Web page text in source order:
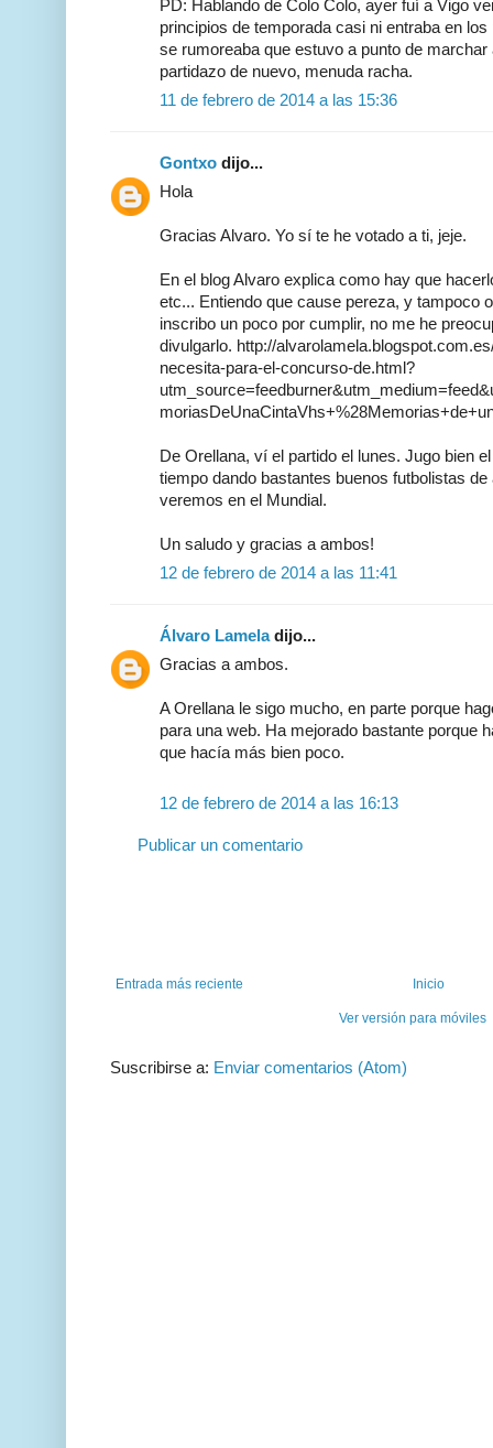
PD: Hablando de Colo Colo, ayer fuí a Vigo
principios de temporada casi ni entraba en
se rumoreaba que estuvo a punto de
partidazo de nuevo, menuda racha.
11 de febrero de 2014 a las 15:36
Gontxo dijo...
Hola
Gracias Alvaro. Yo sí te he votado a ti, jeje.
En el blog Alvaro explica como hay que
etc... Entiendo que cause pereza, y tampoco
inscribo un poco por cumplir, no me he
divulgarlo. http://
necesita-para-el-concurso-de.html?
De Orellana, ví el partido el lunes. Jugo bien
tiempo dando bastantes buenos futbolistas de
veremos en el Mundial.
Un saludo y gracias a ambos!
12 de febrero de 2014 a las 11:41
Álvaro Lameladijo...
Gracias a ambos.
A Orellana le sigo mucho, en parte porque
para una web. Ha mejorado bastante porque
que hacía más bien poco.
12 de febrero de 2014 a las 16:13
Publicar un comentario
Entrada más reciente Inicio
Ver versión para móviles
Suscribirse a: Enviar comentarios (Atom)